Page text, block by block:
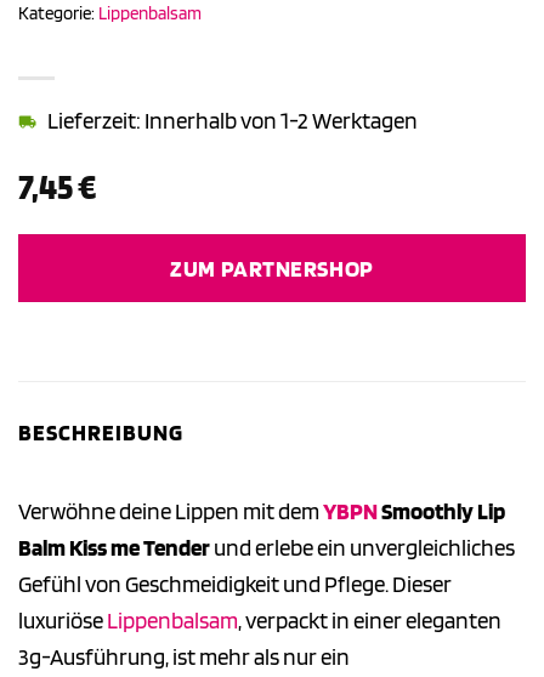
7,45€
Lieferzeit: Innerhalb von 1-2 Werktagen
ZUM PARTNERSHOP
Kategorie: Lippenbalsam
BESCHREIBUNG
Verwöhne deine Lippen mit demYBPNSmoothly Lip
Balm Kiss me Tenderund erlebe ein unvergleichliches
Gefühl von Geschmeidigkeit und Pflege. Dieser
luxuriöseLippenbalsam, verpackt in einer eleganten
3g-Ausführung, ist mehr als nur ein